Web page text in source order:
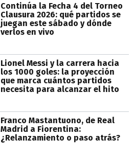
Continúa la Fecha 4 del Torneo
Clausura 2026: qué partidos se
juegan este sábado y dónde
verlos en vivo
Lionel Messi y la carrera hacia
los 1000 goles: la proyección
que marca cuántos partidos
necesita para alcanzar el hito
Franco Mastantuono, de Real
Madrid a Fiorentina:
¿Relanzamiento o paso atrás?